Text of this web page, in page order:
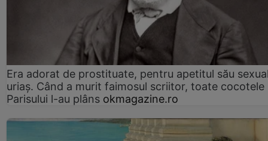
Era adorat de prostituate, pentru apetitul său
uriaș. Când a murit faimosul scriitor, toate cocotele
Parisului l-au plâns okmagazine.ro